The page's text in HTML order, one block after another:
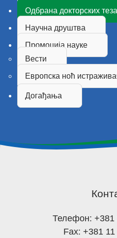
Одбрана докторских теза
Научна друштва
Промоција науке
Вести
Европска ноћ
Догађања
Телефон: +381
Fax: +381